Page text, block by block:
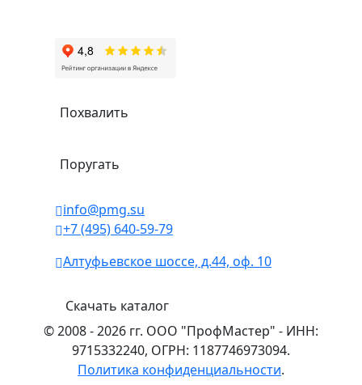
Похвалить
Поругать
info@pmg.su
+7 (495) 640-59-79
Алтуфьевское шоссе, д.44, оф. 10
Скачать каталог
© 2008 - 2026 гг. ООО "ПрофМастер" - ИНН:
9715332240, ОГРН: 1187746973094.
Политика конфиденциальности.